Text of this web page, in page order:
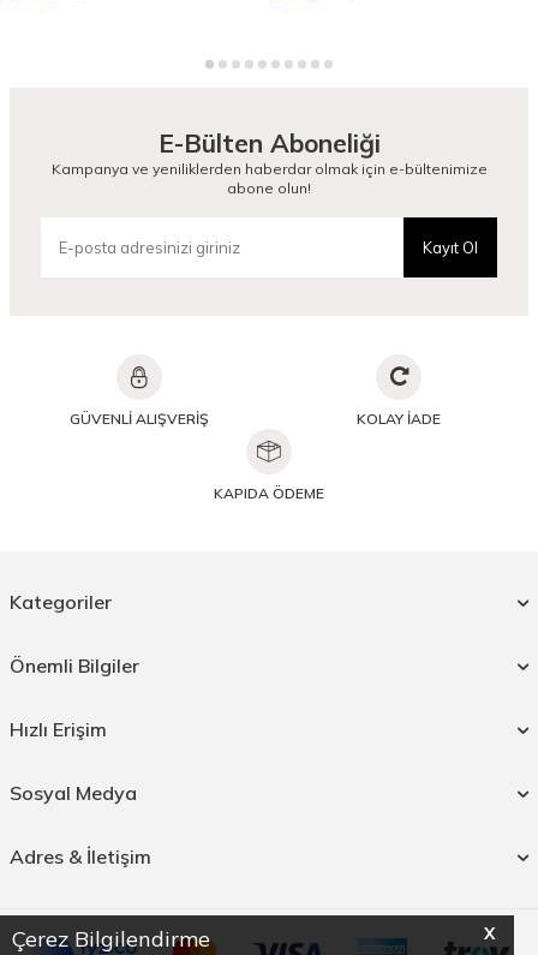
X
Çerez Bilgilendirme
E-Bülten Aboneliği
Kampanya ve yeniliklerden haberdar olmak için e-bültenimize
abone olun!
Kayıt Ol
GÜVENLİ ALIŞVERİŞ KOLAY İADE
KAPIDA ÖDEME
Adres & İletişim
Sosyal Medya
Kategoriler
Önemli Bilgiler
Hızlı Erişim